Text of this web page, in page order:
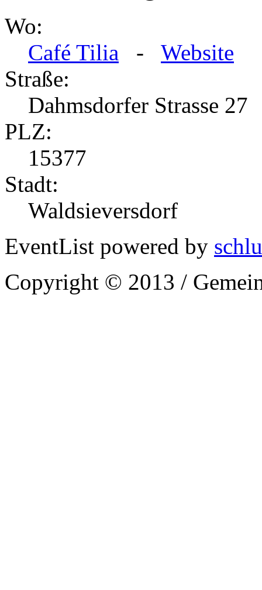
Wo:
Café Tilia - Website
Straße:
Dahmsdorfer Strasse 27
PLZ:
15377
Stadt:
Waldsieversdorf
EventList powered by
Copyright © 2013 /